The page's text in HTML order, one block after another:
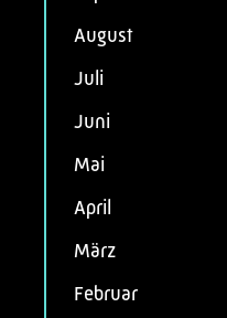
August
Juli
Juni
Mai
April
März
Februar